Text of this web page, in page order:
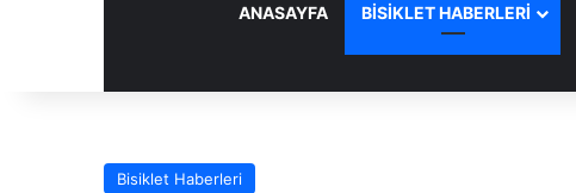
ANASAYFA BISIKLET HABERLERI
Bisiklet Haberleri